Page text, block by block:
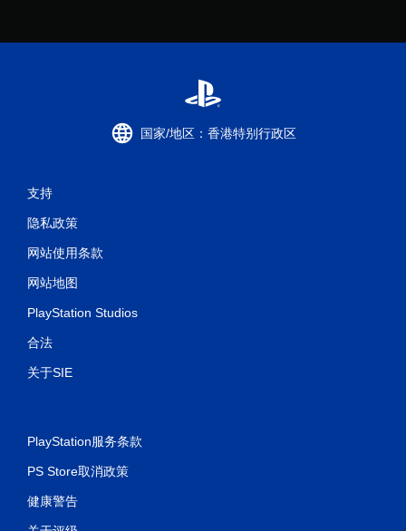
国家/地区：香港特别行政区
支持
隐私政策
网站使用条款
网站地图
PlayStation Studios
合法
关于SIE
PlayStation服务条款
PS Store取消政策
健康警告